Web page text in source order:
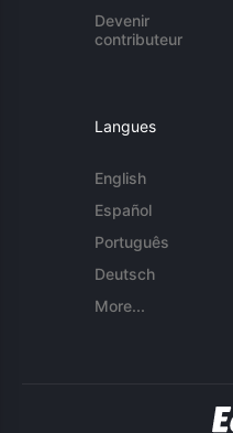
Devenir
contributeur
Langues
English
Español
Português
Deutsch
More...